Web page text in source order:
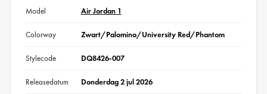
Model Air Jordan 1
Colorway Zwart/Palomino/University Red/Phantom
Stylecode DQ8426-007
Releasedatum Donderdag 2 jul 2026